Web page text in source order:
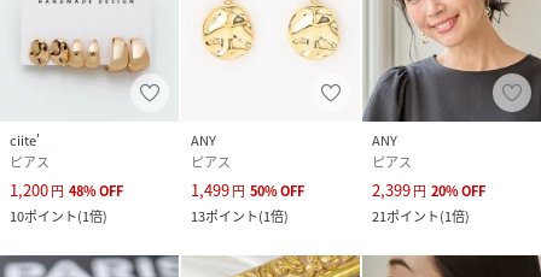
ciite'
ピアス
1,200円 48%OFF
10ポイント(1倍)
ANY
ピアス
1,499円 50%OFF
13ポイント(1倍)
ANY
ピアス
2,399円 20%OFF
21ポイント(1倍)